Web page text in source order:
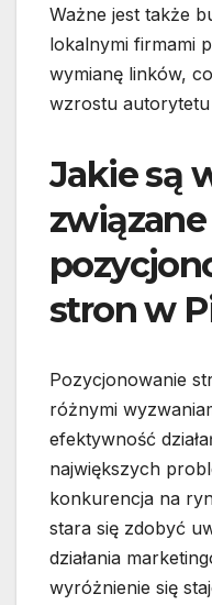
Ważne jest także
lokalnymi firmami
wymianę linków,
wzrostu
Jakie są
związane
stron w
Pozycjonowanie
różnymi
efektywność
największych
konkurencja na
stara się zdobyć
działania
wyróżnienie się